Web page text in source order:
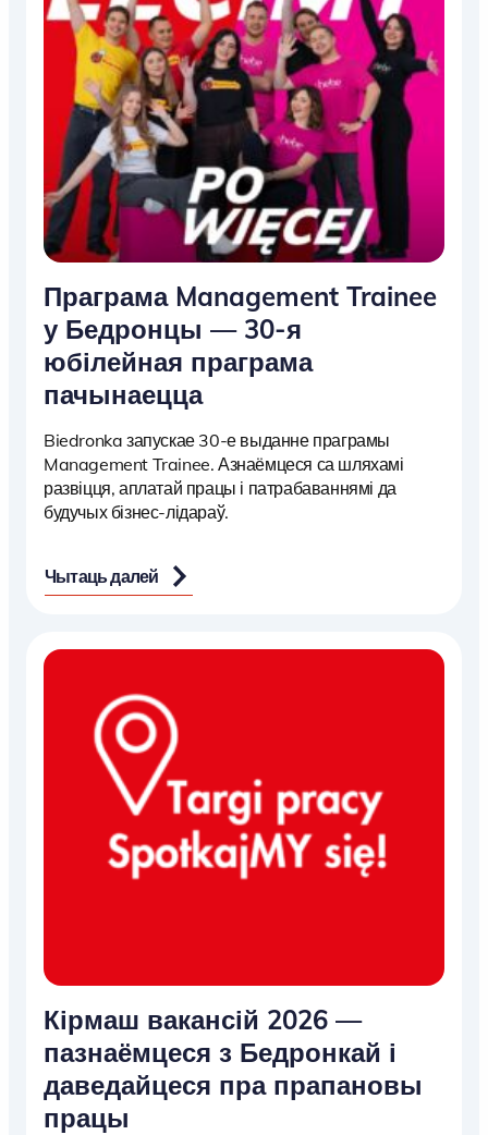
Праграма Management Trainee
у Бедронцы — 30-я
юбілейная праграма
пачынаецца
Biedronka запускае 30-е выданне праграмы
Management Trainee. Азнаёмцеся са шляхамі
развіцця, аплатай працы і патрабаваннямі да
будучых бізнес-лідараў.
Чытаць далей
Кірмаш вакансій 2026 —
пазнаёмцеся з Бедронкай і
даведайцеся пра прапановы
працы